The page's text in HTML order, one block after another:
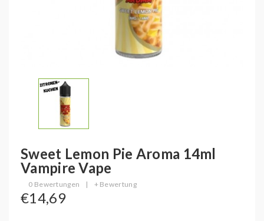
Sweet Lemon Pie Aroma 14ml
Vampire Vape
0 Bewertungen | + Bewertung
€14,69